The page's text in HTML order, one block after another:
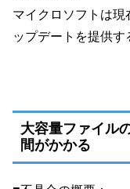
マイクロソフトは
ップデートを提供す
大容量ファイル
間がかかる